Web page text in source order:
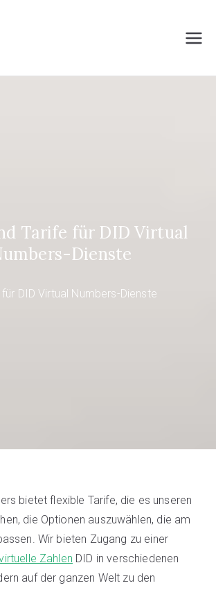
DIDVirtualNumb
Tarife für DID Virtual
Dienste
DID Virtual Numbers-Dienste
bietet flexible Tarife, die es unseren
die Optionen auszuwählen, die am
Wir bieten Zugang zu einer
Zahlen DID in verschiedenen
auf der ganzen Welt zu den